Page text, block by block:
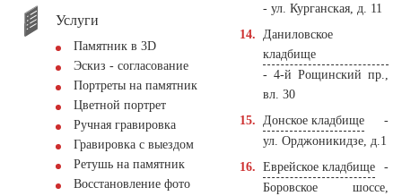
Услуги
Памятник в 3D
Эскиз - согласование
Портреты на памятник
Цветной портрет
Ручная гравировка
Гравировка с выездом
Ретушь на памятник
Восстановление фото
- ул. Курганская, д. 11
Даниловское
кладбище
- 4-й Рощинский пр.,
вл. 30
Донское кладбище -
ул. Орджоникидзе, д.1
Еврейское кладбище -
Боровское шоссе,